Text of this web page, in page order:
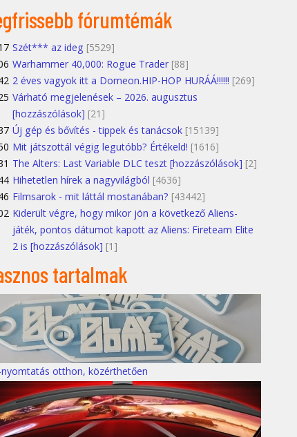
fórumtémák
Szét*** az ideg [5529]
Warhammer 40,000: Rogue Trader [88]
2 éves vagyok itt a Domeon.HIP-HOP HURÁÁ!!!!!! [269]
Várható megjelenések – 2026. augusztus
[hozzászólások] [21]
Új gép és bővítés - tippek és tanácsok [15139]
Mit játszottál végig legutóbb? Értékeld! [1616]
The Alters: Last Variable DLC teszt [hozzászólások] [2]
Hihetetlen hírek a nagyvilágból [4636]
Filmsarok - mit láttál mostanában? [43442]
Kiderült végre, hogy mikor jön a következő Aliens-
játék, pontos dátumot kapott az Aliens: Fireteam Elite
2 is [hozzászólások] [1]
tartalmak
otthon, közérthetően